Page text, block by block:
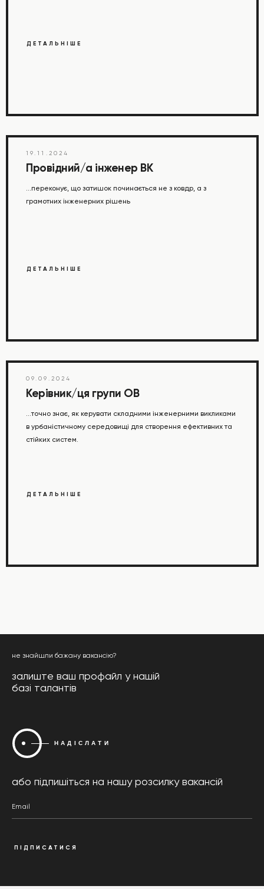
ДЕТАЛЬНІШЕ
19.11.2024
Провідний/а інженер ВК
...переконує, що затишок починається не з ковдр, а з
грамотних інженерних рішень
ДЕТАЛЬНІШЕ
09.09.2024
Керівник/ця групи ОВ
...точно знає, як керувати складними інженерними викликами
в урбаністичному середовищі для створення ефективних та
стійких систем.
ДЕТАЛЬНІШЕ
не знайшли бажану вакансію?
залиште ваш профайл у нашій
базі талантів
НАДІСЛАТИ
або підпишіться на нашу розсилку вакансій
Email
ПІДПИСАТИСЯ